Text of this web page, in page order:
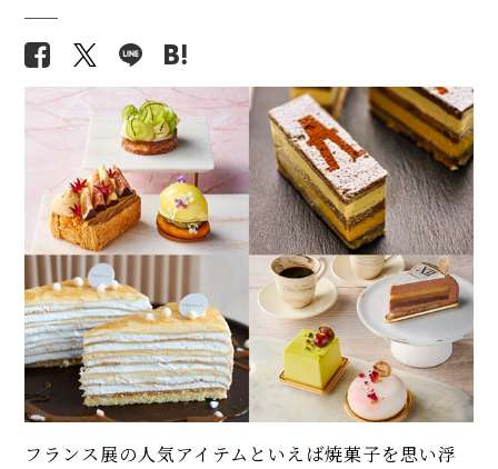
フランス展の人気アイテムといえば焼菓子を思い浮